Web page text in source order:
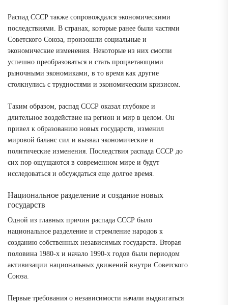
Распад СССР также сопровождался экономическими
последствиями. В странах, которые ранее были частями
Советского Союза, произошли социальные и
экономические изменения. Некоторые из них смогли
успешно преобразоваться и стать процветающими
рыночными экономиками, в то время как другие
столкнулись с трудностями и экономическим кризисом.
Таким образом, распад СССР оказал глубокое и
длительное воздействие на регион и мир в целом. Он
привел к образованию новых государств, изменил
мировой баланс сил и вызвал экономические и
политические изменения. Последствия распада СССР до
сих пор ощущаются в современном мире и будут
исследоваться и обсуждаться еще долгое время.
Национальное разделение и создание новых
государств
Одной из главных причин распада СССР было
национальное разделение и стремление народов к
созданию собственных независимых государств. Вторая
половина 1980-х и начало 1990-х годов были периодом
активизации национальных движений внутри Советского
Союза.
Первые требования о независимости начали выдвигаться